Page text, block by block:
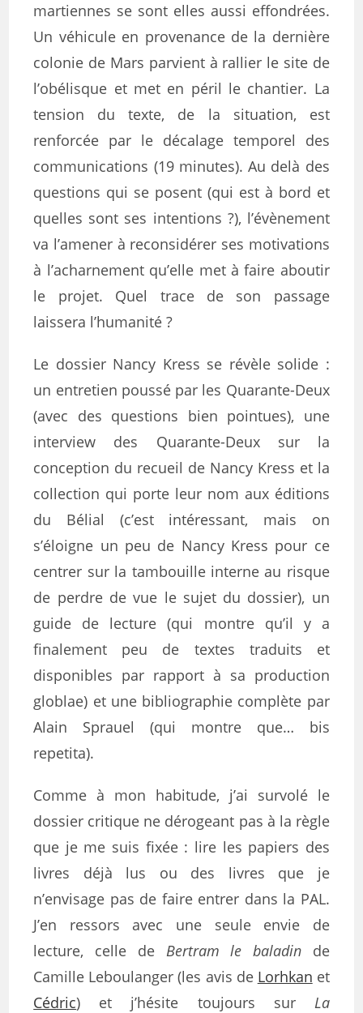
martiennes se sont elles aussi effondrées.
Un véhicule en provenance de la dernière
colonie de Mars parvient à rallier le site de
l’obélisque et met en péril le chantier. La
tension du texte, de la situation, est
renforcée par le décalage temporel des
communications (19 minutes). Au delà des
questions qui se posent (qui est à bord et
quelles sont ses intentions ?), l’évènement
va l’amener à reconsidérer ses motivations
à l’acharnement qu’elle met à faire aboutir
le projet. Quel trace de son passage
laissera l’humanité ?
Le dossier Nancy Kress se révèle solide :
un entretien poussé par les Quarante-Deux
(avec des questions bien pointues), une
interview des Quarante-Deux sur la
conception du recueil de Nancy Kress et la
collection qui porte leur nom aux éditions
du Bélial (c’est intéressant, mais on
s’éloigne un peu de Nancy Kress pour ce
centrer sur la tambouille interne au risque
de perdre de vue le sujet du dossier), un
guide de lecture (qui montre qu’il y a
finalement peu de textes traduits et
disponibles par rapport à sa production
globlae) et une bibliographie complète par
Alain Sprauel (qui montre que… bis
repetita).
Comme à mon habitude, j’ai survolé le
dossier critique ne dérogeant pas à la règle
que je me suis fixée : lire les papiers des
livres déjà lus ou des livres que je
n’envisage pas de faire entrer dans la PAL.
J’en ressors avec une seule envie de
lecture, celle de Bertram le baladin de
Camille Leboulanger (les avis de Lorhkan et
Cédric) et j’hésite toujours sur La